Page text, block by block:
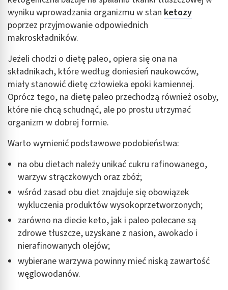
wyniku wprowadzania organizmu w stan ketozy
poprzez przyjmowanie odpowiednich
makroskładników.
Jeżeli chodzi o dietę paleo, opiera się ona na
składnikach, które według doniesień naukowców,
miały stanowić dietę człowieka epoki kamiennej.
Oprócz tego, na dietę paleo przechodzą również osoby,
które nie chcą schudnąć, ale po prostu utrzymać
organizm w dobrej formie.
Warto wymienić podstawowe podobieństwa:
na obu dietach należy unikać cukru rafinowanego,
warzyw strączkowych oraz zbóż;
wśród zasad obu diet znajduje się obowiązek
wykluczenia produktów wysokoprzetworzonych;
zarówno na diecie keto, jak i paleo polecane są
zdrowe tłuszcze, uzyskane z nasion, awokado i
nierafinowanych olejów;
wybierane warzywa powinny mieć niską zawartość
węglowodanów.